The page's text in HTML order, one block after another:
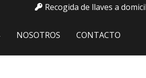
Recogida de llaves a
NOSOTROS CONTACTO
PROFER
25